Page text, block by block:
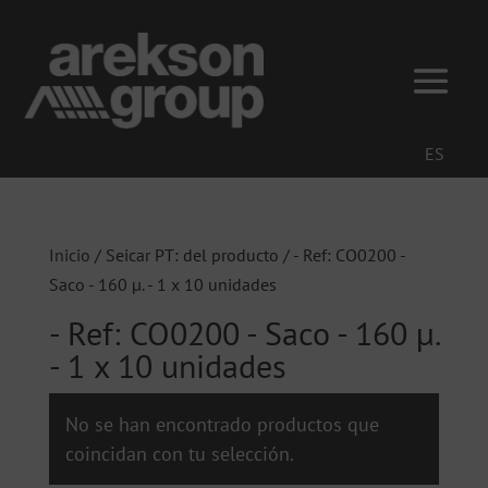
ES
Inicio / Seicar PT: del producto / - Ref: CO0200 -
Saco - 160 µ. - 1 x 10 unidades
- Ref: CO0200 - Saco - 160 µ.
- 1 x 10 unidades
No se han encontrado productos que
coincidan con tu selección.